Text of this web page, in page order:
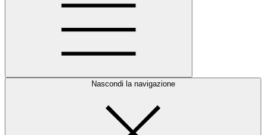
Nascondi la navigazione